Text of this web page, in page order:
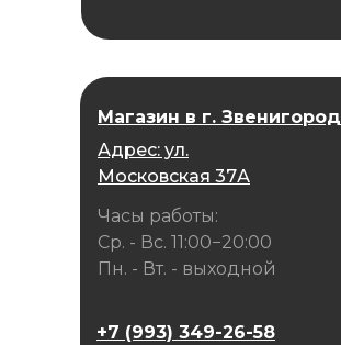
Часы работы:
Ср. - Вс. 11:00−20:00
Пн. - Вт. - выходной
Магазин в г. Звенигород
Адрес: ул.
Московская 37А
+7 (993) 349-26-58